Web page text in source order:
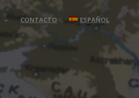
CONTACTO ESPAÑOL